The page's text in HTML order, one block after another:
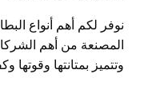
نوفر لكم أهم أنواع
المصنعة من أهم الشركات
وتتميز بمتانتها وقوتها